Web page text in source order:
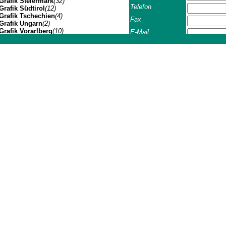
Südtirol (12)
Tschechien(4)
Ungarn(2)
Vorarlberg(10)
Wien I(3)
Telefon
Fax
E-Mail
Sonstiges